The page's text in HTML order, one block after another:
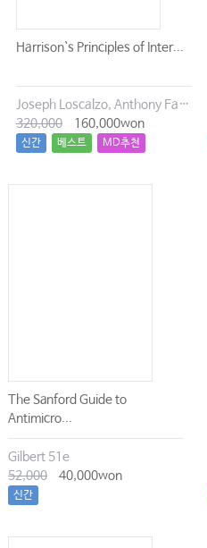
Harrison`s Principles of Inter...
Joseph Loscalzo, Anthony Fauci, Dennis Kasper, Stephen Hauser, Dan Longo, J. Larry Jameson
320,000
160,000won
신간 베스트 MD추천
The Sanford Guide to
Antimicro...
Gilbert 51e
52,000
40,000won
신간